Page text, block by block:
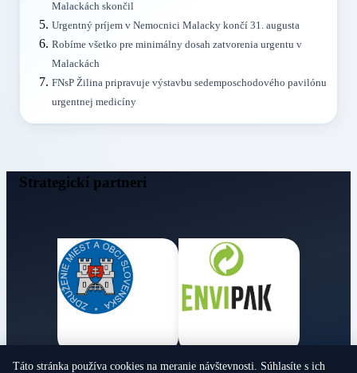
Malackách skončil
Urgentný príjem v Nemocnici Malacky končí 31. augusta
Robíme všetko pre minimálny dosah zatvorenia urgentu v
Malackách
FNsP Žilina pripravuje výstavbu sedemposchodového pavilónu
urgentnej medicíny
Strategickí partneri
Táto stránka používa cookies na meranie návštevnosti. Súhlasíte s ich